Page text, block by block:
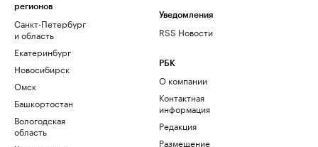
регионов
Санкт-Петербург
и область
Екатеринбург
Новосибирск
Омск
Башкортостан
Вологодская
область
Уведомления
RSS Новости
РБК
О компании
Контактная
информация
Редакция
Размещение